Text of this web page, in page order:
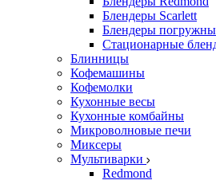
Блендеры Scarlett
Блендеры
Стационарные
Блинницы
Кофемашины
Кофемолки
Кухонные весы
Кухонные комбайны
Микроволновые печи
Миксеры
Мультиварки
Redmond